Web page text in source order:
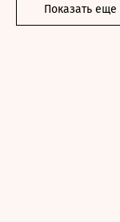
Показать еще